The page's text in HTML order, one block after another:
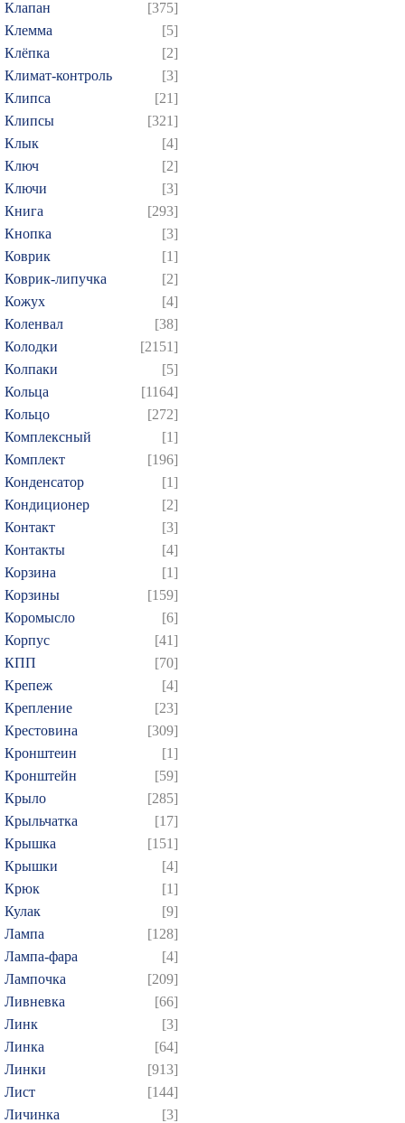
Клапан
[375]
Клемма
[5]
Клёпка
[2]
Климат-контроль
[3]
Клипса
[21]
Клипсы
[321]
Клык
[4]
Ключ
[2]
Ключи
[3]
Книга
[293]
Кнопка
[3]
Коврик
[1]
Коврик-липучка
[2]
Кожух
[4]
Коленвал
[38]
Колодки
[2151]
Колпаки
[5]
Кольца
[1164]
Кольцо
[272]
Комплексный
[1]
Комплект
[196]
Конденсатор
[1]
Кондиционер
[2]
Контакт
[3]
Контакты
[4]
Корзина
[1]
Корзины
[159]
Коромысло
[6]
Корпус
[41]
КПП
[70]
Крепеж
[4]
Крепление
[23]
Крестовина
[309]
Кронштеин
[1]
Кронштейн
[59]
Крыло
[285]
Крыльчатка
[17]
Крышка
[151]
Крышки
[4]
Крюк
[1]
Кулак
[9]
Лампа
[128]
Лампа-фара
[4]
Лампочка
[209]
Ливневка
[66]
Линк
[3]
Линка
[64]
Линки
[913]
Лист
[144]
Личинка
[3]